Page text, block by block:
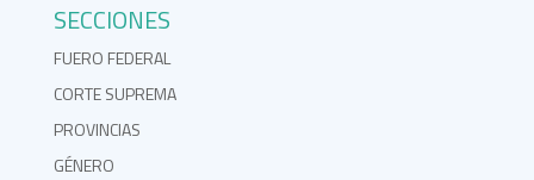
SECCIONES
FUERO FEDERAL
CORTE SUPREMA
PROVINCIAS
GÉNERO